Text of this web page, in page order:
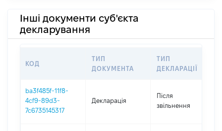
Інші документи суб'єкта
декларування
КОД
ТИП
ДОКУМЕНТА
ТИП
ДЕКЛАРАЦІЇ
ba3f485f-11f8-
4cf9-89d3-
7c6735145317
Декларація
Після
звільнення